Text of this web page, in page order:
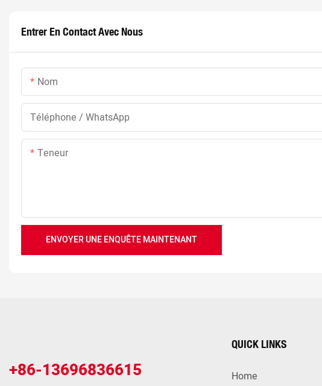
Entrer En Contact Avec Nous
Nom
Téléphone / WhatsApp
Teneur
ENVOYER UNE ENQUÊTE MAINTENANT
+86-13696836615
QUICK LINKS
Home